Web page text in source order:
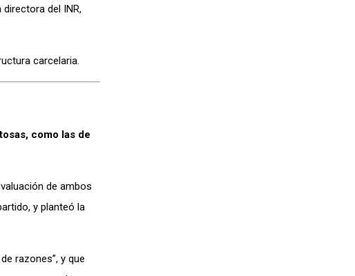
del INR,
carcelaria.
como las de
de ambos
y planteó la
razones”, y que